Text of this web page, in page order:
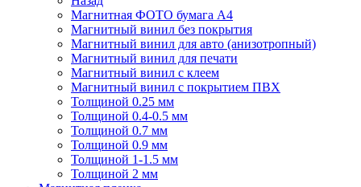
Магнитная ФОТО бумага А4
Магнитный винил без покрытия
Магнитный винил для авто (анизотропный)
Магнитный винил для печати
Магнитный винил с клеем
Магнитный винил с покрытием ПВХ
Толщиной 0.25 мм
Толщиной 0.4-0.5 мм
Толщиной 0.7 мм
Толщиной 0.9 мм
Толщиной 1-1.5 мм
Толщиной 2 мм